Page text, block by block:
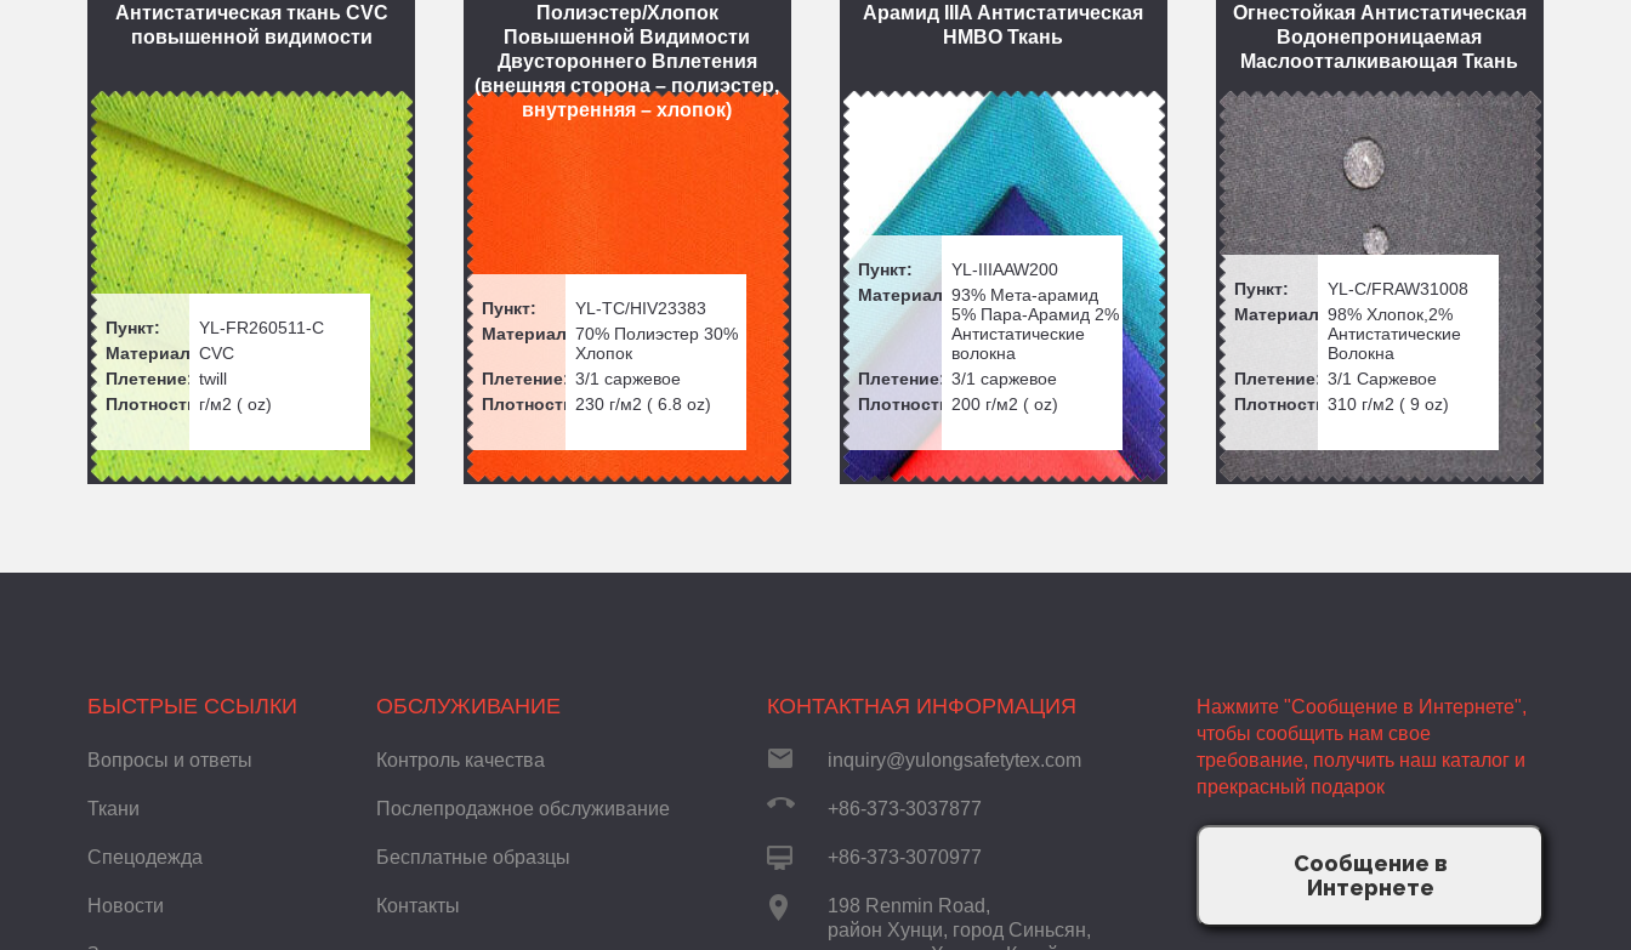
Антистатическая ткань CVC
повышенной видимости
Пункт:
YL-FR260511-C
Материал: CVC
Плетение: twill
Плотность:г/м2 ( oz)
Полиэстер/Хлопок
Повышенной Видимости
Двустороннего Вплетения
(внешняя сторона – полиэстер,
внутренняя – хлопок)
Пункт:
YL-TC/HIV23383
Материал: 70% Полиэстер 30%
Хлопок
Плетение: 3/1 саржевое
Плотность:230г/м2 ( 6.8 oz)
Арамид IIIA Антистатическая
НМВО Ткань
Пункт:
YL-IIIAAW200
Материал: 93% Мета-арамид
5% Пара-Арамид 2%
Антистатические
волокна
Плетение: 3/1 саржевое
Плотность:200г/м2 ( oz)
Огнестойкая Антистатическая
Водонепроницаемая
Маслоотталкивающая Ткань
Пункт:
YL-C/FRAW31008
Материал: 98% Хлопок,2%
Антистатические
Волокна
Плетение: 3/1 Саржевое
Плотность:310г/м2 ( 9 oz)
БЫСТРЫЕ ССЫЛКИ
Вопросы и ответы
Ткани
Спецодежда
Новости
ОБСЛУЖИВАНИЕ
Контроль качества
Послепродажное обслуживание
Бесплатные образцы
Контакты
КОНТАКТНАЯ ИНФОРМАЦИЯ
inquiry@yulongsafetytex.com
+86-373-3037877
+86-373-3070977
198 Renmin Road,
район Хунци, город Синьсян,
Нажмите "Сообщение в Интернете",
чтобы сообщить нам свое
требование, получить наш каталог и
прекрасный подарок
Сообщение в
Интернете